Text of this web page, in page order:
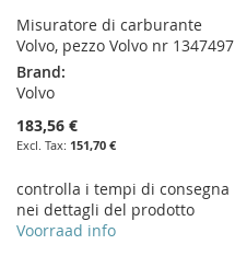
Misuratore di carburante
Volvo, pezzo Volvo nr 1347497
Brand:
Volvo
183,56 €
151,70 €
controlla i tempi di consegna
nei dettagli del prodotto
Voorraad info